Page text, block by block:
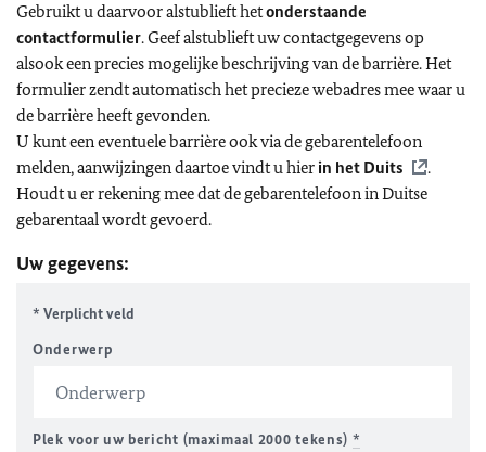
Gebruikt u daarvoor alstublieft hetonderstaande
contactformulier. Geef alstublieft uw contactgegevens op
alsook een precies mogelijke beschrijving van de barrière. Het
formulier zendt automatisch het precieze webadres mee waar u
de barrière heeft gevonden.
U kunt een eventuele barrière ook via de gebarentelefoon
melden, aanwijzingen daartoe vindt u hier in het Duits
.
Houdt u er rekening mee dat de gebarentelefoon in Duitse
gebarentaal wordt gevoerd.
Uw gegevens:
* Verplicht veld
Onderwerp
Plek voor uw bericht (maximaal 2000 tekens) *